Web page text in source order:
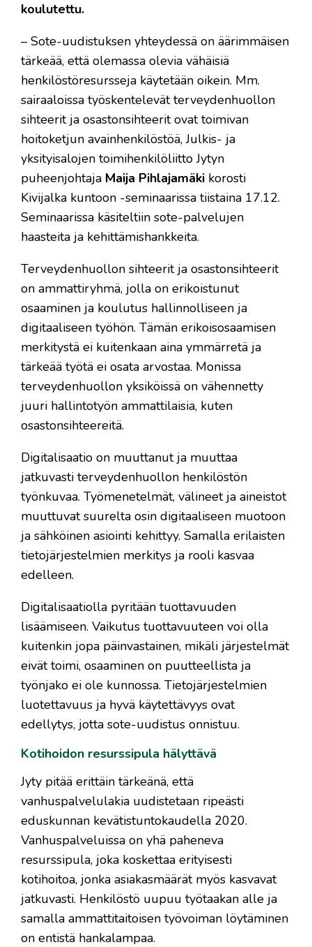
koulutettu.
– Sote-uudistuksen yhteydessä on äärimmäisen
tärkeää, että olemassa olevia vähäisiä
henkilöstöresursseja käytetään oikein. Mm.
sairaaloissa työskentelevät terveydenhuollon
sihteerit ja osastonsihteerit ovat toimivan
hoitoketjun avainhenkilöstöä, Julkis- ja
yksityisalojen toimihenkilöliitto Jytyn
puheenjohtaja Maija Pihlajamäki korosti
Kivijalka kuntoon -seminaarissa tiistaina 17.12.
Seminaarissa käsiteltiin sote-palvelujen
haasteita ja kehittämishankkeita.
Terveydenhuollon sihteerit ja osastonsihteerit
on ammattiryhmä, jolla on erikoistunut
osaaminen ja koulutus hallinnolliseen ja
digitaaliseen työhön. Tämän erikoisosaamisen
merkitystä ei kuitenkaan aina ymmärretä ja
tärkeää työtä ei osata arvostaa. Monissa
terveydenhuollon yksiköissä on vähennetty
juuri hallintotyön ammattilaisia, kuten
osastonsihteereitä.
Digitalisaatio on muuttanut ja muuttaa
jatkuvasti terveydenhuollon henkilöstön
työnkuvaa. Työmenetelmät, välineet ja aineistot
muuttuvat suurelta osin digitaaliseen muotoon
ja sähköinen asiointi kehittyy. Samalla erilaisten
tietojärjestelmien merkitys ja rooli kasvaa
edelleen.
Digitalisaatiolla pyritään tuottavuuden
lisäämiseen. Vaikutus tuottavuuteen voi olla
kuitenkin jopa päinvastainen, mikäli järjestelmät
eivät toimi, osaaminen on puutteellista ja
työnjako ei ole kunnossa. Tietojärjestelmien
luotettavuus ja hyvä käytettävyys ovat
edellytys, jotta sote-uudistus onnistuu.
Kotihoidon resurssipula hälyttävä
Jyty pitää erittäin tärkeänä, että
vanhuspalvelulakia uudistetaan ripeästi
eduskunnan kevätistuntokaudella 2020.
Vanhuspalveluissa on yhä paheneva
resurssipula, joka koskettaa erityisesti
kotihoitoa, jonka asiakasmäärät myös kasvavat
jatkuvasti. Henkilöstö uupuu työtaakan alle ja
samalla ammattitaitoisen työvoiman löytäminen
on entistä hankalampaa.